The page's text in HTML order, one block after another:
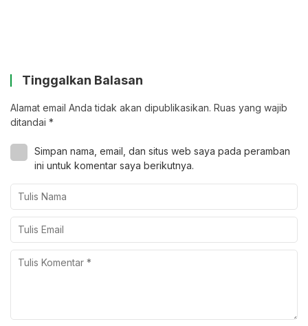
Tinggalkan Balasan
Alamat email Anda tidak akan dipublikasikan. Ruas yang wajib
ditandai *
Simpan nama, email, dan situs web saya pada peramban
ini untuk komentar saya berikutnya.